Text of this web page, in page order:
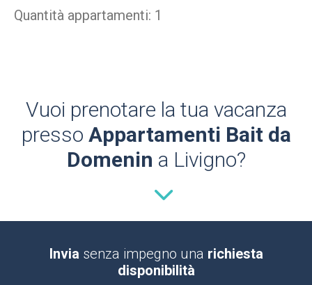
Quantità appartamenti: 1
Vuoi prenotare la tua vacanza
presso Appartamenti Bait da
Domenin a Livigno?
Invia senza impegno una richiesta
disponibilità